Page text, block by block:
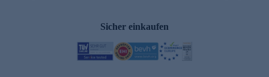
Sicher einkaufen